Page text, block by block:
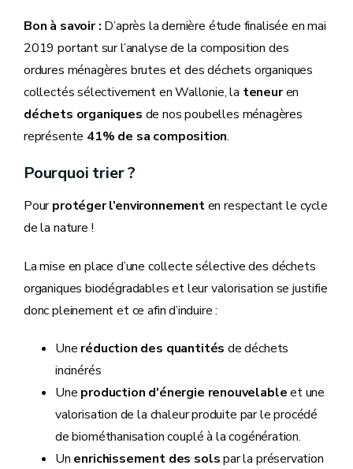
Bon à savoir : D’après la dernière étude finalisée en mai
2019 portant sur l’analyse de la composition des
ordures ménagères brutes et des déchets organiques
collectés sélectivement en Wallonie, la teneuren
déchets organiques de nos poubelles ménagères
représente 41% de sa composition.
Pourquoi trier ?
Pourprotéger l’environnementen respectant le cycle
de la nature !
La mise en place d’une collecte sélective des déchets
organiques biodégradables et leur valorisation se justifie
donc pleinement et ce afin d’induire :
Une réduction des quantités de déchets
incinérés
Une production d'énergie renouvelableet une
valorisation de la chaleur produite par le procédé
de biométhanisation couplé à la cogénération.
Un enrichissement des solspar la préservation